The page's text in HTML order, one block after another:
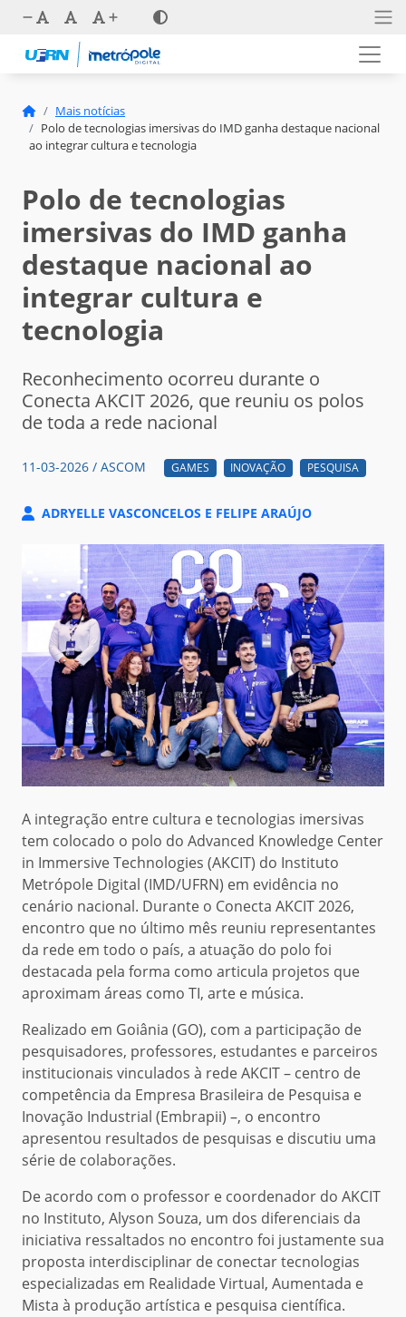
Mais notícias
Polo de tecnologias imersivas do IMD ganha destaque nacional
ao integrar cultura e tecnologia
Polo de tecnologias
imersivas do IMD ganha
destaque nacional ao
integrar cultura e
tecnologia
Reconhecimento ocorreu durante o
Conecta AKCIT 2026, que reuniu os polos
de toda a rede nacional
11-03-2026 / ASCOM GAMES INOVAÇÃO PESQUISA
ADRYELLE VASCONCELOS E FELIPE ARAÚJO
A integração entre cultura e tecnologias imersivas
tem colocado o polo do Advanced Knowledge Center
in Immersive Technologies (AKCIT) do Instituto
Metrópole Digital (IMD/UFRN) em evidência no
cenário nacional. Durante o Conecta AKCIT 2026,
encontro que no último mês reuniu representantes
da rede em todo o país, a atuação do polo foi
destacada pela forma como articula projetos que
aproximam áreas como TI, arte e música.
Realizado em Goiânia (GO), com a participação de
pesquisadores, professores, estudantes e parceiros
institucionais vinculados à rede AKCIT – centro de
competência da Empresa Brasileira de Pesquisa e
Inovação Industrial (Embrapii) –, o encontro
apresentou resultados de pesquisas e discutiu uma
série de colaborações.
De acordo com o professor e coordenador do AKCIT
no Instituto, Alyson Souza, um dos diferenciais da
iniciativa ressaltados no encontro foi justamente sua
proposta interdisciplinar de conectar tecnologias
especializadas em Realidade Virtual, Aumentada e
Mista à produção artística e pesquisa científica.